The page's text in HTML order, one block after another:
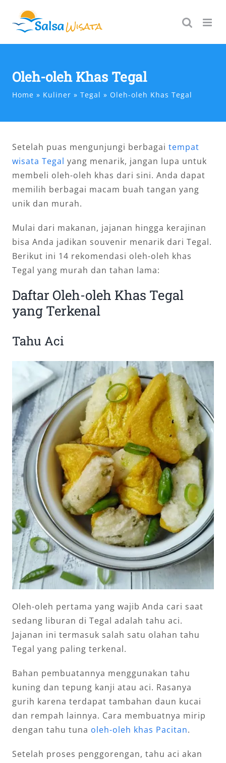
content
Oleh-oleh Khas Tegal
Home Kuliner Tegal Oleh-oleh Khas Tegal
Setelah puas mengunjungi berbagai tempat
wisata Tegal yang menarik, jangan lupa untuk
membeli oleh-oleh khas dari sini. Anda dapat
memilih berbagai macam buah tangan yang
unik dan murah.
Mulai dari makanan, jajanan hingga kerajinan
bisa Anda jadikan souvenir menarik dari Tegal.
Berikut ini 14 rekomendasi oleh-oleh khas
Tegal yang murah dan tahan lama:
Daftar Oleh-oleh Khas Tegal
yang Terkenal
Tahu Aci
Oleh-oleh pertama yang wajib Anda cari saat
sedang liburan di Tegal adalah tahu aci.
Jajanan ini termasuk salah satu olahan tahu
Tegal yang paling terkenal.
Bahan pembuatannya menggunakan tahu
kuning dan tepung kanji atau aci. Rasanya
gurih karena terdapat tambahan daun kucai
dan rempah lainnya. Cara membuatnya mirip
dengan tahu tuna oleh-oleh khas Pacitan.
Setelah proses penggorengan, tahu aci akan